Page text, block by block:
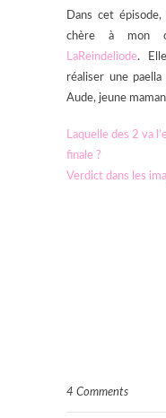
Dans cet
chère à mon
LaReindeliode.
réaliser une
Aude, jeune
Laquelle des 2 va
finale ?
Verdict dans les
4 Comments